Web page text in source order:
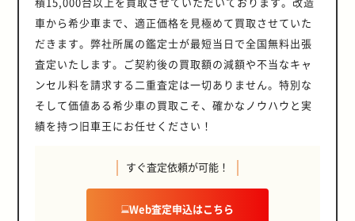
車から希少車まで、適正価格を見極めて買取させていた
だきます。弊社所属の鑑定士が最短当日で全国無料出張
査定いたします。ご契約後の買取額の減額や不当なキャ
ンセル料を請求する二重査定は一切ありません。特別な
そして価値ある希少車の買取こそ、確かなノウハウと実
績を持つ旧車王にお任せください！
すぐ査定依頼が可能！
Web査定申込はこちら